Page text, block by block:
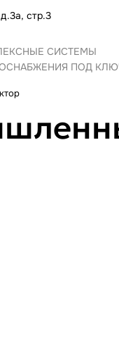
стр.3
СИСТЕМЫ
ПОД